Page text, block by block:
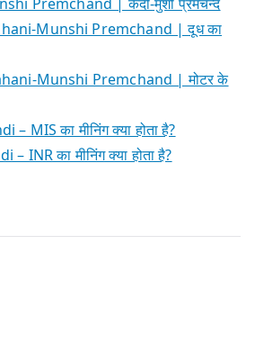
Munshi Premchand | दूध का
Munshi Premchand | मोटर के
MIS का मीनिंग क्या होता है?
INR का मीनिंग क्या होता है?